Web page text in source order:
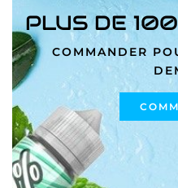
PLUS DE
COMMANDER